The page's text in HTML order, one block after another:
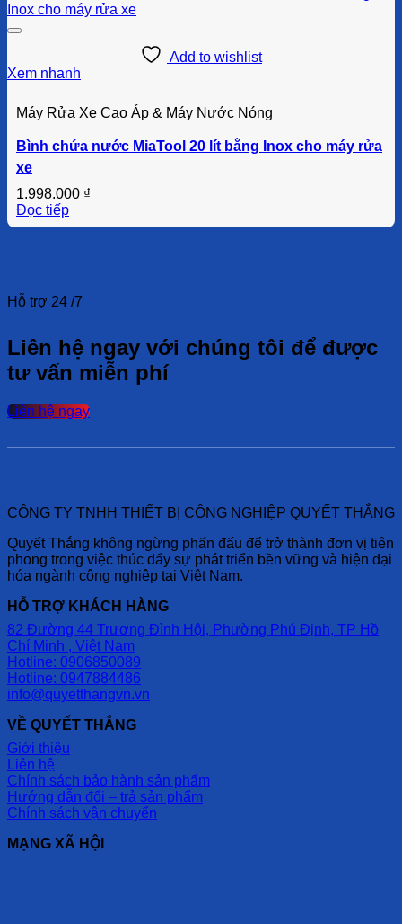
Add to wishlist
Xem nhanh
Máy Rửa Xe Cao Áp & Máy Nước Nóng
Bình chứa nước MiaTool 20 lít bằng Inox cho máy rửa
xe
1.998.000 ₫
Đọc tiếp
Hỗ trợ 24 /7
Liên hệ ngay với chúng tôi để được
tư vấn miễn phí
Liên hệ ngay
CÔNG TY TNHH THIẾT BỊ CÔNG NGHIỆP QUYẾT THẮNG
Quyết Thắng không ngừng phấn đấu để trở thành đơn vị tiên
phong trong việc thúc đẩy sự phát triển bền vững và hiện đại
hóa ngành công nghiệp tại Việt Nam.
HỖ TRỢ KHÁCH HÀNG
82 Đường 44 Trương Đình Hội, Phường Phú Định, TP Hồ
Chí Minh , Việt Nam
Hotline: 0906850089
Hotline: 0947884486
info@quyetthangvn.vn
VỀ QUYẾT THẮNG
Giới thiệu
Liên hệ
Chính sách bảo hành sản phẩm
Hướng dẫn đổi – trả sản phẩm
Chính sách vận chuyển
MẠNG XÃ HỘI